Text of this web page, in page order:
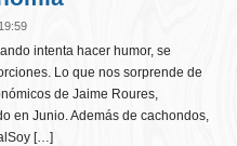
intenta hacer humor, se
Lo que nos sorprende de
de Jaime Roures,
en Junio. Además de cachondos,
[…]